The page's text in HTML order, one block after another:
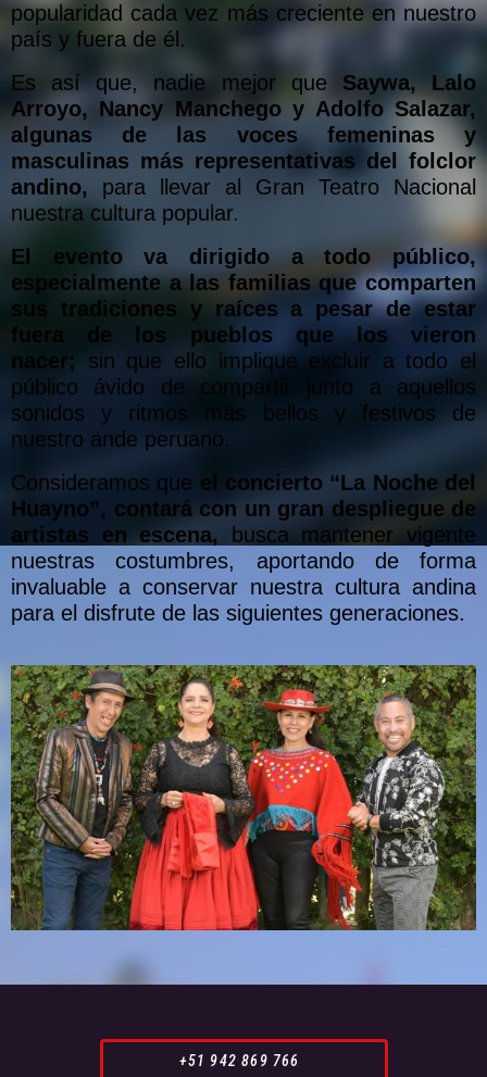
popularidad cada vez más creciente en nuestro
país y fuera de él.
Es así que, nadie mejor que Saywa, Lalo
Arroyo, Nancy Manchego y Adolfo Salazar,
algunas de las voces femeninas y
masculinas más representativas del folclor
andino, para llevar al Gran Teatro Nacional
nuestra cultura popular.
El evento va dirigido a todo público,
especialmente a las familias que comparten
sus tradiciones y raíces a pesar de estar
fuera de los pueblos que los vieron
nacer; sin que ello implique excluir a todo el
público ávido de compartir junto a aquellos
sonidos y ritmos más bellos y festivos de
nuestro ande peruano.
Consideramos que el concierto “La Noche del
Huayno”, contará con un gran despliegue de
artistas en escena,
busca mantener vigente
nuestras costumbres, aportando de forma
invaluable a conservar nuestra cultura andina
para el disfrute de las siguientes generaciones.
+51 942 869 766